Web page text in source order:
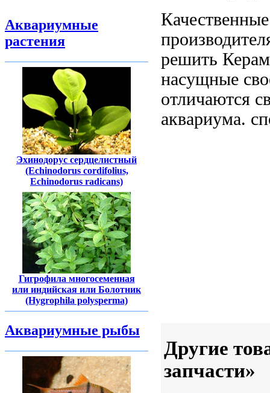
Аквариумные
растения
Эхинодорус сердцелистный
(Echinodorus cordifolius,
Echinodorus radicans)
Гигрофила многосеменная
или индийская или Болотник
(Hygrophila polysperma)
Аквариумные рыбы
решить
насущные
отличаются
аквариума.
Другие
запчасти»